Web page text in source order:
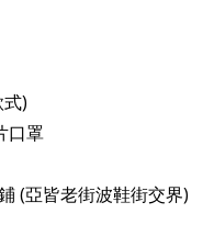
)
口罩
(亞皆老街波鞋街交界)